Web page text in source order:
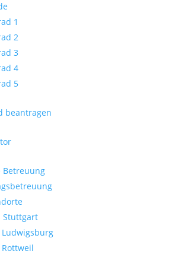
1
2
3
4
5
beantragen
Betreuung
Stuttgart